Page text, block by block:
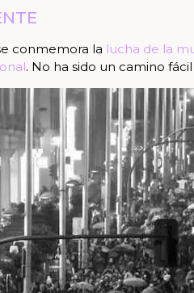
conmemora la lucha de la
. No ha sido un camino